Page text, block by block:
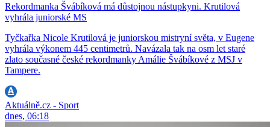
Rekordmanka Švábíková má důstojnou nástupkyni. Krutilová
vyhrála juniorské MS
Tyčkařka Nicole Krutilová je juniorskou mistryní světa, v Eugene
vyhrála výkonem 445 centimetrů. Navázala tak na osm let staré
zlato současné české rekordmanky Amálie Švábíkové z MSJ v
Tampere.
Aktuálně.cz - Sport
dnes, 06:18